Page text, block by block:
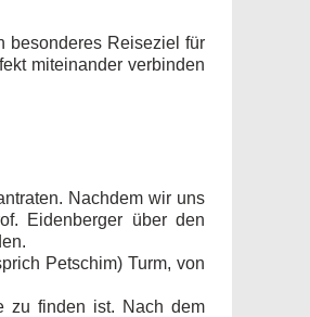
besonderes Reiseziel für
miteinander verbinden
Nachdem wir uns
Eidenberger über den
Petschim) Turm, von
zu finden ist. Nach dem